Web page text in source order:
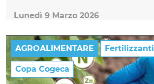
Lunedì 9 Marzo 2026
AGROALIMENTARE Fertilizzanti
Copa Cogeca